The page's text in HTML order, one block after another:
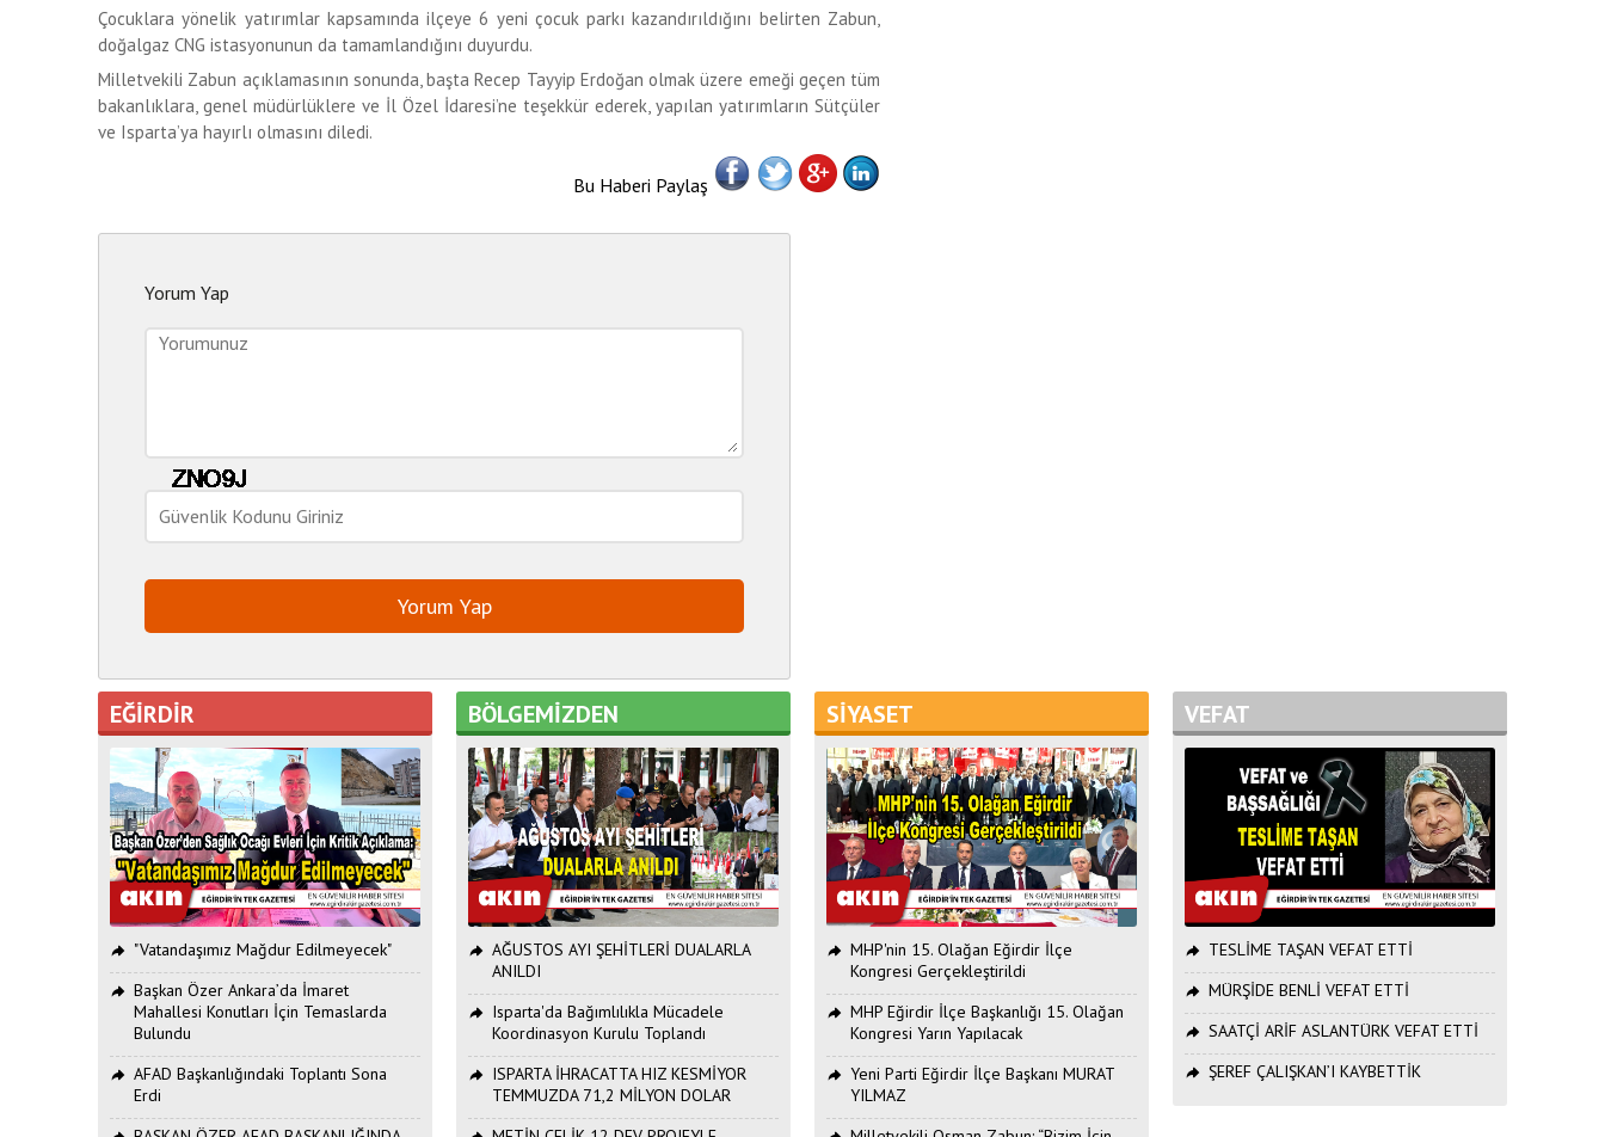
Çocuklara yönelik yatırımlar kapsamında ilçeye 6 yeni çocuk parkı kazandırıldığını belirten Zabun,
doğalgaz CNG istasyonunun da tamamlandığını duyurdu.
Milletvekili Zabun açıklamasının sonunda, başta Recep Tayyip Erdoğan olmak üzere emeği geçen tüm
bakanlıklara, genel müdürlüklere ve İl Özel İdaresi’ne teşekkür ederek, yapılan yatırımların Sütçüler
ve Isparta’ya hayırlı olmasını diledi.
Bu Haberi Paylaş
Yorum Yap
EĞİRDİR
"Vatandaşımız Mağdur Edilmeyecek"
Başkan Özer Ankara’da İmaret
Mahallesi Konutları İçin Temaslarda
Bulundu
AFAD Başkanlığındaki Toplantı Sona
Erdi
BÖLGEMİZDEN
AĞUSTOS AYI ŞEHİTLERİ DUALARLA
ANILDI
Isparta'da Bağımlılıkla Mücadele
Koordinasyon Kurulu Toplandı
ISPARTA İHRACATTA HIZ KESMİYOR
TEMMUZDA 71,2 MİLYON DOLAR
SİYASET
MHP'nin 15. Olağan Eğirdir İlçe
Kongresi Gerçekleştirildi
MHP Eğirdir İlçe Başkanlığı 15. Olağan
Kongresi Yarın Yapılacak
Yeni Parti Eğirdir İlçe Başkanı MURAT
YILMAZ
VEFAT
TESLİME TAŞAN VEFAT ETTİ
MÜRŞİDE BENLİ VEFAT ETTİ
SAATÇİ ARİF ASLANTÜRK VEFAT ETTİ
ŞEREF ÇALIŞKAN’I KAYBETTİK